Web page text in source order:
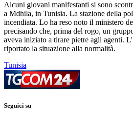
Alcuni giovani manifestanti si sono
a Mdhila, in Tunisia. La stazione della
incendiata. Lo ha reso noto il ministero
precisando che, prima del rogo, un
aveva iniziato a tirare pietre agli agenti.
riportato la situazione alla normalità.
Tunisia
Seguici su